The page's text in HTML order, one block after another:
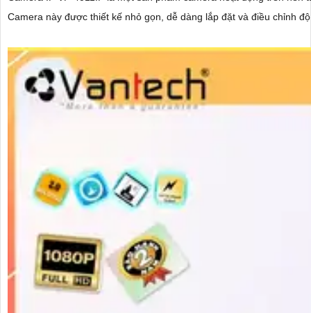
Camera này được thiết kế nhỏ gọn, dễ dàng lắp đặt và điều chỉnh